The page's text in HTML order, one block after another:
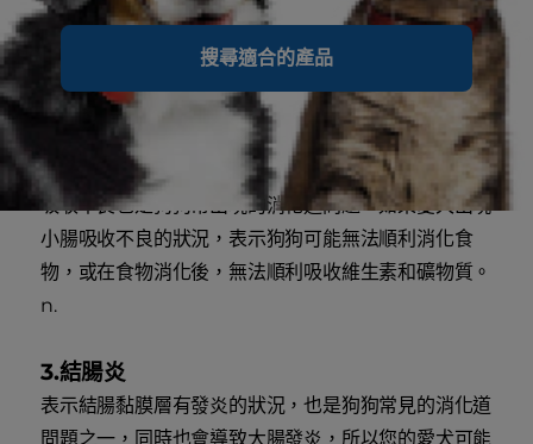
搜尋適合的產品
更換狗食的速度太快
感染
器官衰竭
2.小腸吸收不良
吸收不良也是狗狗常出現的消化道問題，如果愛犬出現
小腸吸收不良的狀況，表示狗狗可能無法順利消化食
物，或在食物消化後，無法順利吸收維生素和礦物質。
n.
3.結腸炎
表示結腸黏膜層有發炎的狀況，也是狗狗常見的消化道
問題之一，同時也會導致大腸發炎，所以您的愛犬可能